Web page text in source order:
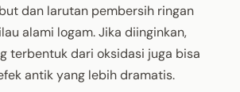
dan larutan pembersih ringan
alami logam. Jika diinginkan,
terbentuk dari oksidasi juga bisa
antik yang lebih dramatis.